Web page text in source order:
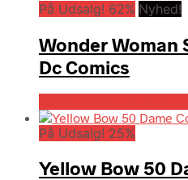
På Udsalg! 62% Nyhed!
Wonder Woman
Dc Comics
På Udsalg! 25%
Yellow Bow 50